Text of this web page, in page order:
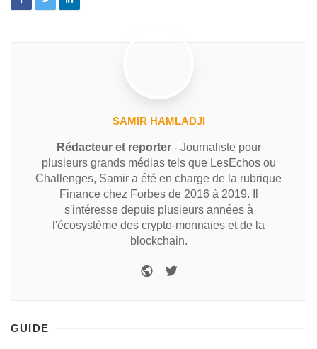
SAMIR HAMLADJI
Rédacteur et reporter- Journaliste pour
plusieurs grands médias tels que LesEchos ou
Challenges, Samir a été en charge de la rubrique
Finance chez Forbes de 2016 à 2019. Il
s'intéresse depuis plusieurs années à
l'écosystème des crypto-monnaies et de la
blockchain.
GUIDE